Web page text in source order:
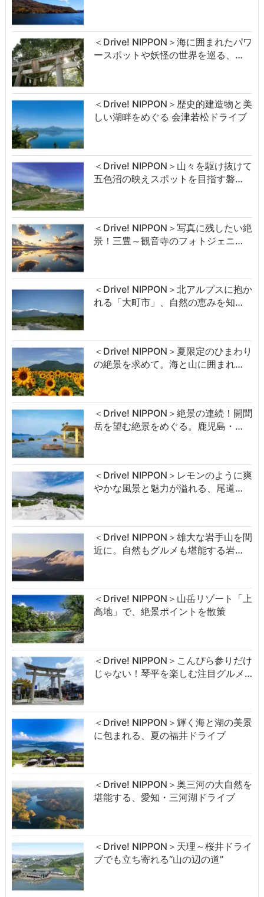
＜Drive! NIPPON＞海に囲まれたパワ
ースポットや妖怪の世界を巡る、…
＜Drive! NIPPON＞歴史的建造物と美
しい湖畔をめぐる 会津若松ドライブ
＜Drive! NIPPON＞山々を駆け抜けて
五色沼の映えスポットを目指す磐…
＜Drive! NIPPON＞写真に残したい絶
景！三豊～観音寺のフォトジェニ…
＜Drive! NIPPON＞北アルプスに抱か
れる「大町市」、自然の恵みを知…
＜Drive! NIPPON＞夏限定のひまわり
の絶景を求めて。海と山に囲まれ…
＜Drive! NIPPON＞絶景の連続！開聞
岳を望む絶景をめぐる。鹿児島・…
＜Drive! NIPPON＞レモンのように爽
やかな風景と魅力が溢れる、尾道…
＜Drive! NIPPON＞雄大な岩手山を間
近に。自然もグルメも堪能する岩…
＜Drive! NIPPON＞山岳リゾート「上
高地」で、絶景ポイントを散策
＜Drive! NIPPON＞こんぴら参りだけ
じゃない！琴平を楽しむ注目グルメ…
＜Drive! NIPPON＞輝く海と湖の美景
に包まれる、夏の福井ドライブ
＜Drive! NIPPON＞奥三河の大自然を
堪能する、愛知・三河湖ドライブ
＜Drive! NIPPON＞天理～桜井ドライ
ブでも立ち寄れる“山の辺の道”